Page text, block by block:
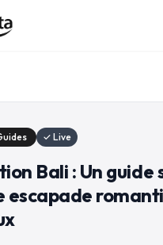
✓ Live
Bali : Un guide
escapade